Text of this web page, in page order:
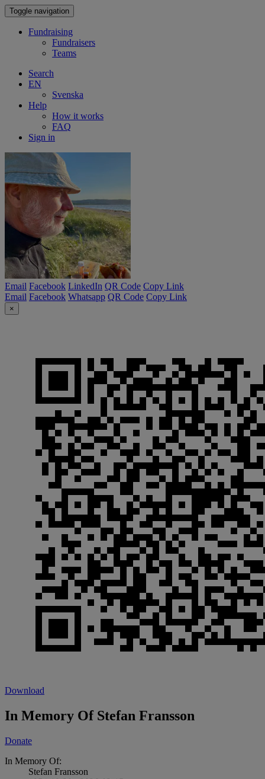
Toggle navigation
Fundraising
Fundraisers
Teams
Search
EN
Svenska
Help
How it works
FAQ
Sign in
Email Facebook LinkedIn QR Code Copy Link
Email Facebook Whatsapp QR Code Copy Link
×
Download
In Memory Of Stefan Fransson
Donate
In Memory Of:
Stefan Fransson